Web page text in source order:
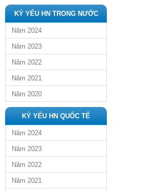
KỶ YẾU HN TRONG NƯỚC
Năm 2024
Năm 2023
Năm 2022
Năm 2021
Năm 2020
KỶ YẾU HN QUỐC TẾ
Năm 2024
Năm 2023
Năm 2022
Năm 2021